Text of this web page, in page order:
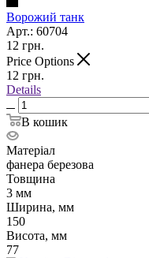
Ворожий танк
Арт.: 60704
12 грн.
Price Options
12 грн.
Details
В кошик
Матеріал
фанера березова
Товщина
3 мм
Ширина, мм
150
Висота, мм
77